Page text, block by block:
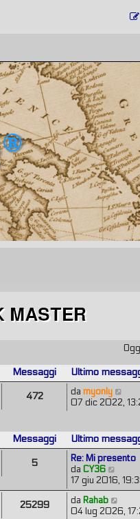
Messaggi Ultimo
472 damyonly
e
u
l
t
m
o
e
07 dic 2022,
Messaggi Ultimo
5
Re: Mi presento
daCY36
e
d
i
u
17 giu 2016,
25299 da Rahab
e
04 lug 2026,